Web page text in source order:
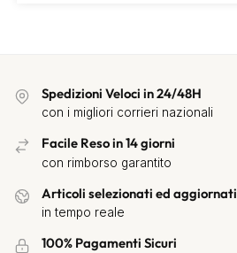
Spedizioni Veloci in 24/48H
con i migliori corrieri nazionali
Facile Reso in 14 giorni
con rimborso garantito
Articoli selezionati ed aggiornati
in tempo reale
100% Pagamenti Sicuri